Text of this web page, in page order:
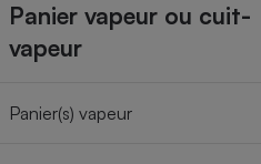
Panier vapeur ou cuit-
vapeur
Panier(s) vapeur